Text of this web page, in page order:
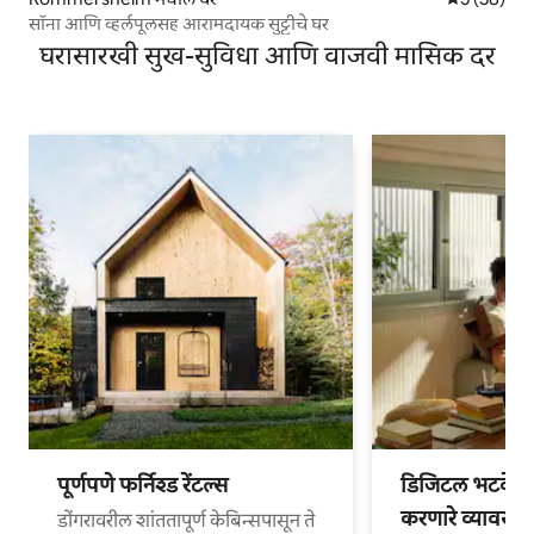
सॉना आणि व्हर्लपूलसह आरामदायक सुट्टीचे घर
घरासारखी सुख-सुविधा आणि वाजवी मासिक दर
पूर्णपणे फर्निश्ड रेंटल्स
डोंगरावरील शांततापूर्ण केबिन्सपासून ते
डिजिटल भटके
करणारे